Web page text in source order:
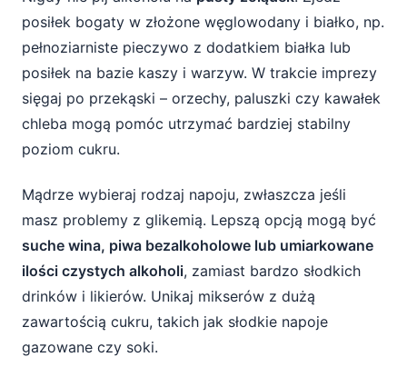
posiłek bogaty w złożone węglowodany i białko, np.
pełnoziarniste pieczywo z dodatkiem białka lub
posiłek na bazie kaszy i warzyw. W trakcie imprezy
sięgaj po przekąski – orzechy, paluszki czy kawałek
chleba mogą pomóc utrzymać bardziej stabilny
poziom cukru.
Mądrze wybieraj rodzaj napoju, zwłaszcza jeśli
masz problemy z glikemią. Lepszą opcją mogą być
suche wina, piwa bezalkoholowe lub umiarkowane
ilości czystych alkoholi, zamiast bardzo słodkich
drinków i likierów. Unikaj mikserów z dużą
zawartością cukru, takich jak słodkie napoje
gazowane czy soki.